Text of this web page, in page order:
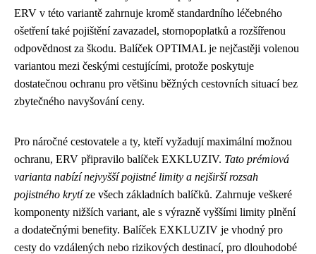
ERV v této variantě zahrnuje kromě standardního léčebného
ošetření také pojištění zavazadel, stornopoplatků a rozšířenou
odpovědnost za škodu. Balíček OPTIMAL je nejčastěji volenou
variantou mezi českými cestujícími, protože poskytuje
dostatečnou ochranu pro většinu běžných cestovních situací bez
zbytečného navyšování ceny.
Pro náročné cestovatele a ty, kteří vyžadují maximální možnou
ochranu, ERV připravilo balíček EXKLUZIV. Tato prémiová
varianta nabízí nejvyšší pojistné limity a nejširší rozsah
pojistného krytíze všech základních balíčků. Zahrnuje veškeré
komponenty nižších variant, ale s výrazně vyššími limity plnění
a dodatečnými benefity. Balíček EXKLUZIV je vhodný pro
cesty do vzdálených nebo rizikových destinací, pro dlouhodobé